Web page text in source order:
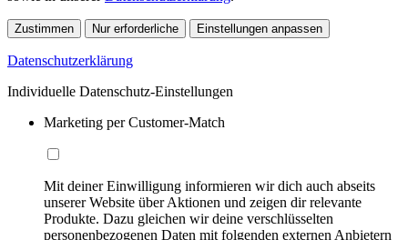
Zustimmen Nur erforderliche Einstellungen anpassen
Datenschutzerklärung
Individuelle Datenschutz-Einstellungen
Marketing per Customer-Match
Mit deiner Einwilligung informieren wir dich auch abseits
unserer Website über Aktionen und zeigen dir relevante
Produkte. Dazu gleichen wir deine verschlüsselten
personenbezogenen Daten mit folgenden externen Anbietern